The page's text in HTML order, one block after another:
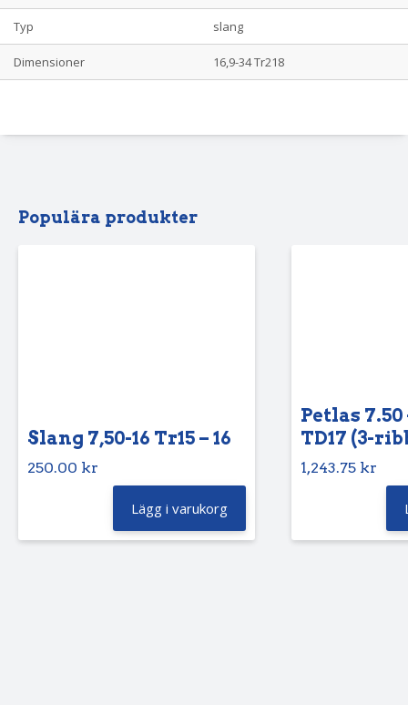
Typ slang
Dimensioner 16,9-34 Tr218
Populära produkter
Slang 7,50-16 Tr15 – 16
250.00 kr
Lägg i varukorg
Petlas 7.50
TD17 (3-
1,243.75 kr